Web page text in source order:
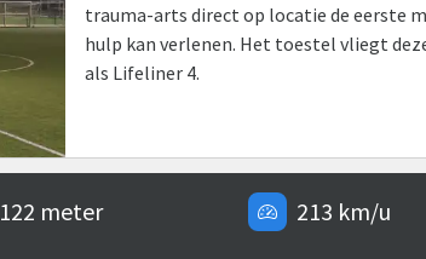
trauma-arts direct op locatie de eerste
hulp kan verlenen. Het toestel vliegt
als Lifeliner 4.
122 meter 213 km/u